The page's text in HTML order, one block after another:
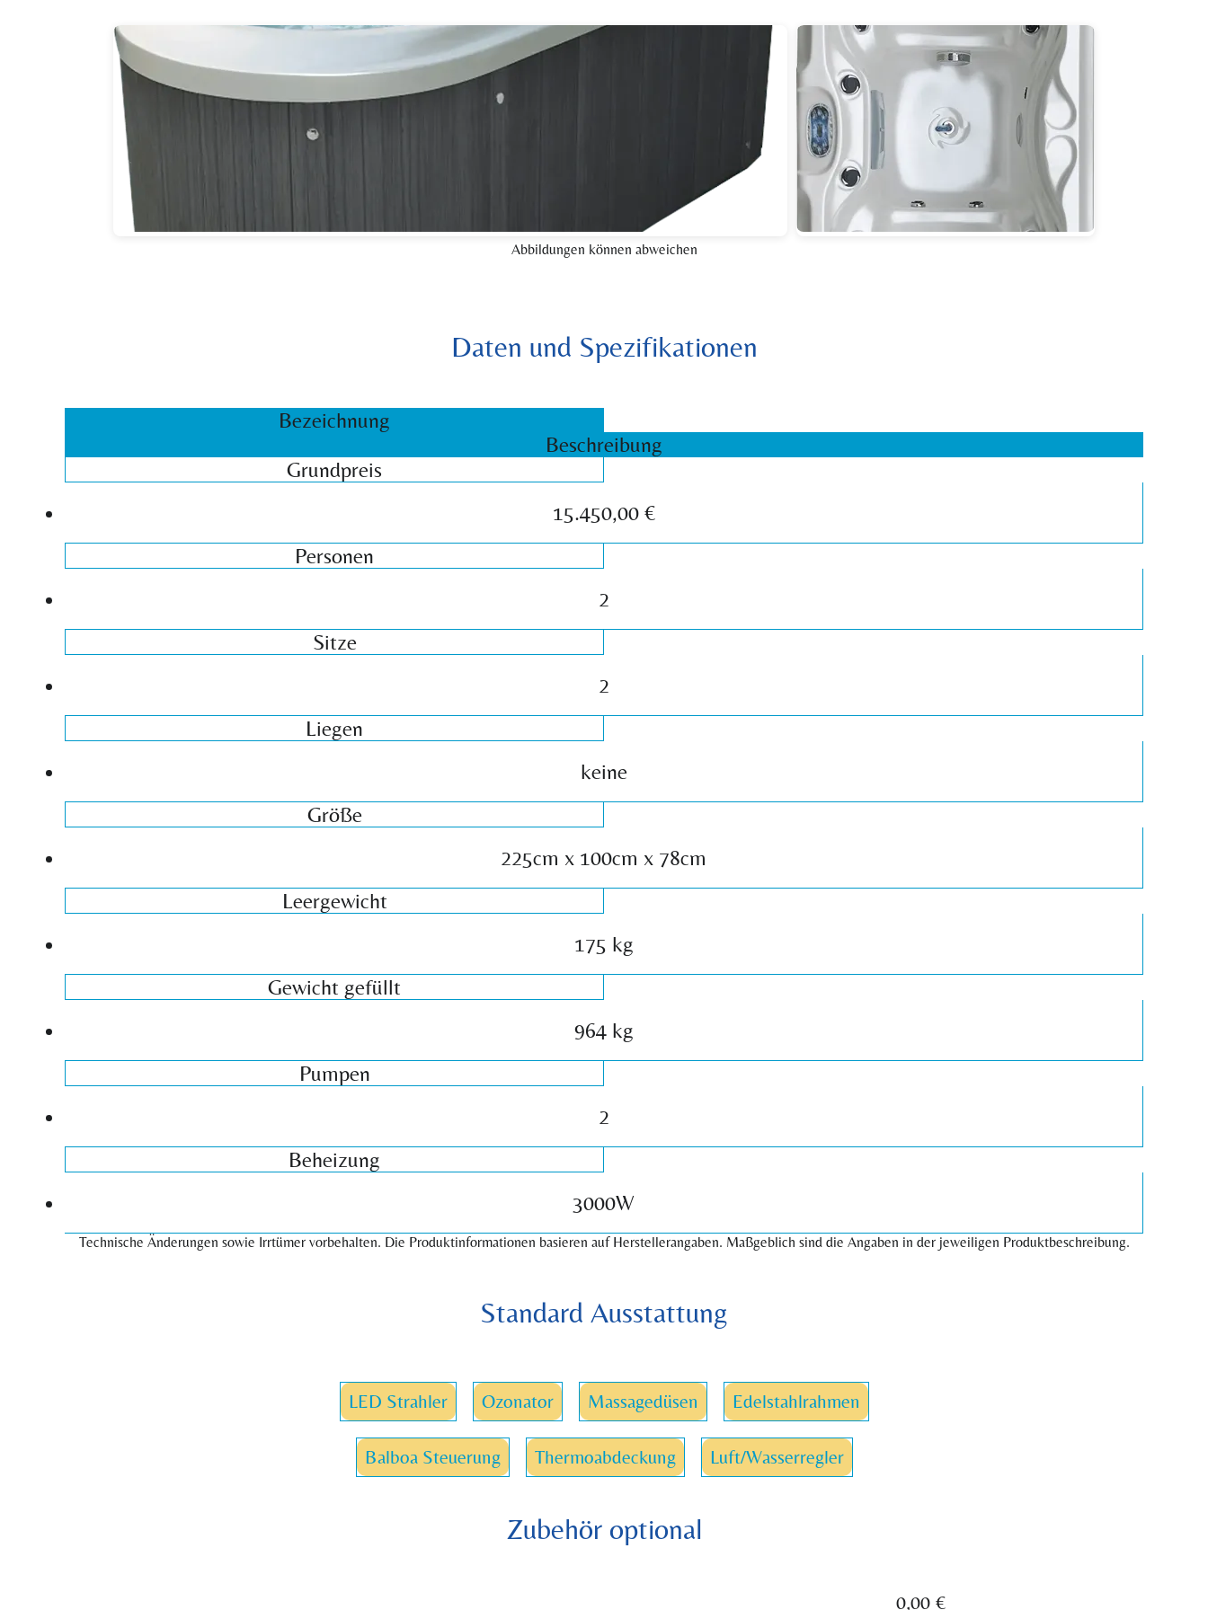
Abbildungen können abweichen
Daten und Spezifikationen
Bezeichnung
Beschreibung
Grundpreis
15.450,00 €
Personen
2
Sitze
2
Liegen
keine
Größe
225cm x 100cm x 78cm
Leergewicht
175 kg
Gewicht gefüllt
964 kg
Pumpen
2
Beheizung
3000W
Technische Änderungen sowie Irrtümer vorbehalten. Die Produktinformationen basieren auf Herstellerangaben. Maßgeblich sind die Angaben in der jeweiligen Produktbeschreibung.
Standard Ausstattung
LED Strahler Ozonator Massagedüsen Edelstahlrahmen
Balboa Steuerung Thermoabdeckung Luft/Wasserregler
Zubehör optional
0,00 €